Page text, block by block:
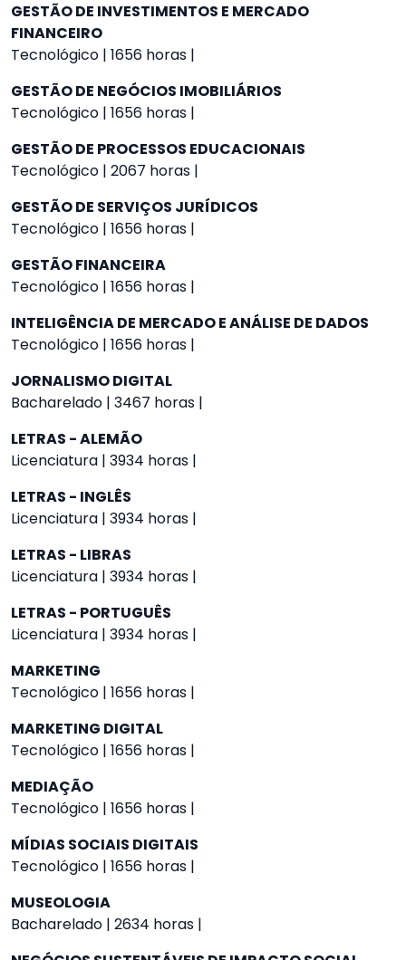
GESTÃO DE INVESTIMENTOS E MERCADO
FINANCEIRO
Tecnológico | 1656 horas |
GESTÃO DE NEGÓCIOS IMOBILIÁRIOS
Tecnológico | 1656 horas |
GESTÃO DE PROCESSOS EDUCACIONAIS
Tecnológico | 2067 horas |
GESTÃO DE SERVIÇOS JURÍDICOS
Tecnológico | 1656 horas |
GESTÃO FINANCEIRA
Tecnológico | 1656 horas |
INTELIGÊNCIA DE MERCADO E ANÁLISE DE DADOS
Tecnológico | 1656 horas |
JORNALISMO DIGITAL
Bacharelado | 3467 horas |
LETRAS - ALEMÃO
Licenciatura | 3934 horas |
LETRAS - INGLÊS
Licenciatura | 3934 horas |
LETRAS - LIBRAS
Licenciatura | 3934 horas |
LETRAS - PORTUGUÊS
Licenciatura | 3934 horas |
MARKETING
Tecnológico | 1656 horas |
MARKETING DIGITAL
Tecnológico | 1656 horas |
MEDIAÇÃO
Tecnológico | 1656 horas |
MÍDIAS SOCIAIS DIGITAIS
Tecnológico | 1656 horas |
MUSEOLOGIA
Bacharelado | 2634 horas |